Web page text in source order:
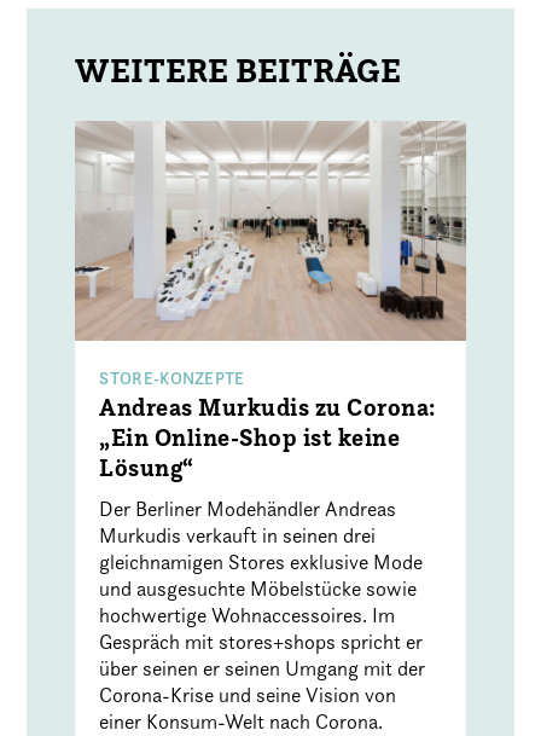
STORE-KONZEPTE
Andreas Murkudis zu Corona:
„Ein Online-Shop ist keine
Lösung“
Der Berliner Modehändler Andreas
Murkudis verkauft in seinen drei
gleichnamigen Stores exklusive Mode
und ausgesuchte Möbelstücke sowie
hochwertige Wohnaccessoires. Im
Gespräch mit stores+shops spricht er
über seinen er seinen Umgang mit der
Corona-Krise und seine Vision von
einer Konsum-Welt nach Corona.